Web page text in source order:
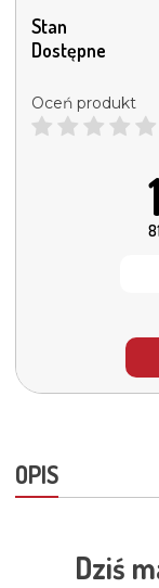
Stan
Dostępne
Oceń produkt
OPIS
Dziś